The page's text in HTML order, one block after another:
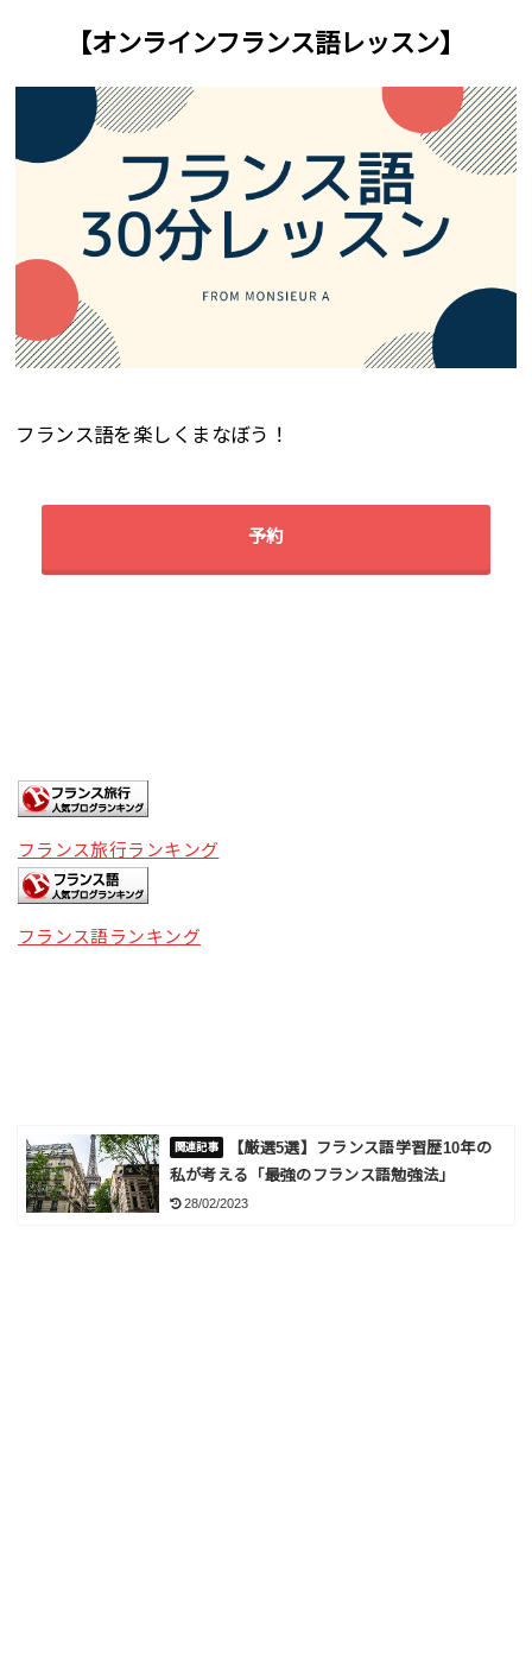
【オンラインフランス語レッスン】
フランス語を楽しくまなぼう！
予約
フランス旅行ランキング
フランス語ランキング
【厳選5選】フランス語学習歴10年の
私が考える「最強のフランス語勉強法」
28/02/2023